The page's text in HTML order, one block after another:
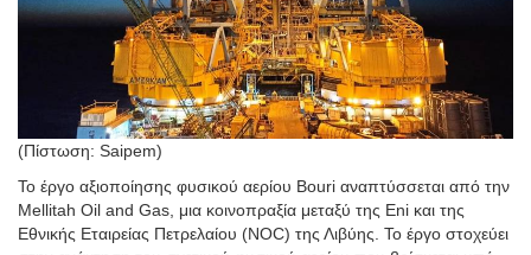
συγκρότημα επεξεργασίας Mellitah.